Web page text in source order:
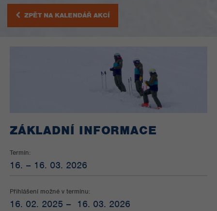
ZPĚT NA KALENDÁŘ AKCÍ
ZÁKLADNÍ INFORMACE
Termín:
16. – 16. 03. 2026
Přihlášení možné v termínu:
16. 02. 2025 – 16. 03. 2026